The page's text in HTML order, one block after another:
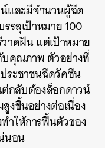
และมีจำนวนผู้ฉีด
รลุเป้าหมาย 100
าดฝัน แต่เป้าหมาย
บคุณภาพ ตัวอย่างที่
ระชาชนฉีดวัคซีน
ต่กลับต้องล็อกดาวน์
งขึ้นอย่างต่อเนื่อง
ำให้การฟื้นตัวของ
นอน